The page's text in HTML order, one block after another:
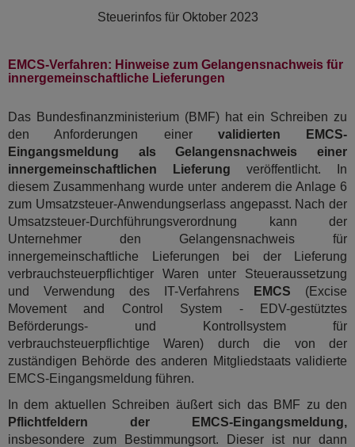
Steuerinfos für Oktober 2023
EMCS-Verfahren: Hinweise zum Gelangensnachweis für
innergemeinschaftliche Lieferungen
Das Bundesfinanzministerium (BMF) hat ein Schreiben zu
den Anforderungen einer validierten EMCS-
Eingangsmeldung als Gelangensnachweis einer
innergemeinschaftlichen Lieferung veröffentlicht. In
diesem Zusammenhang wurde unter anderem die Anlage 6
zum Umsatzsteuer-Anwendungserlass angepasst. Nach der
Umsatzsteuer-Durchfüh­rungs­verordnung kann der
Unternehmer den Gelangensnachweis für
innergemeinschaftliche Lieferungen bei der Lieferung
verbrauchsteuerpflichtiger Waren unter Steueraussetzung
und Verwendung des IT-Verfahrens
EMCS (Excise
Movement and Control System - EDV-gestütztes
Beförderungs- und Kontrollsystem für
verbrauchsteuerpflichtige Waren) durch die von der
zuständigen Behörde des anderen Mitgliedstaats validierte
EMCS-Eingangsmeldung führen.
In dem aktuellen Schreiben äußert sich das BMF zu den
Pflichtfeldern der EMCS-Eingangsmeldung,
insbesondere zum Bestimmungsort. Dieser ist nur dann